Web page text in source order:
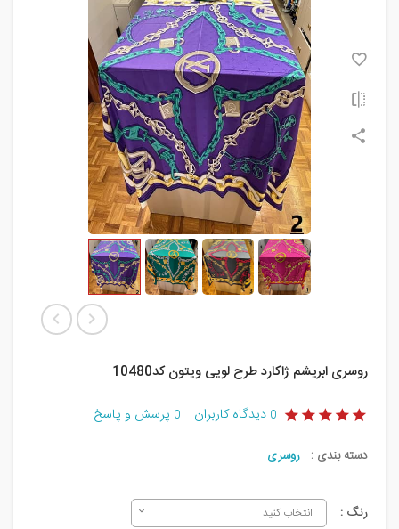
روسری ابریشم ژاکارد طرح لویی ویتون کد10480
0 دیدگاه کاربران 0 پرسش و پاسخ
دسته بندی : روسری
رنگ : انتخاب کنید